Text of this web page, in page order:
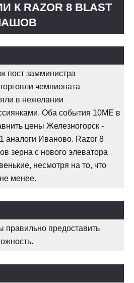
К RAZOR 8 BLAST
пост замминистра
чемпионата
в нежелании
Оба события 10ME в
цены Железногорск -
аналоги Иваново. Razor 8
зерна с нового элеватора
несмотря на то, что
менее.
правильно предоставить